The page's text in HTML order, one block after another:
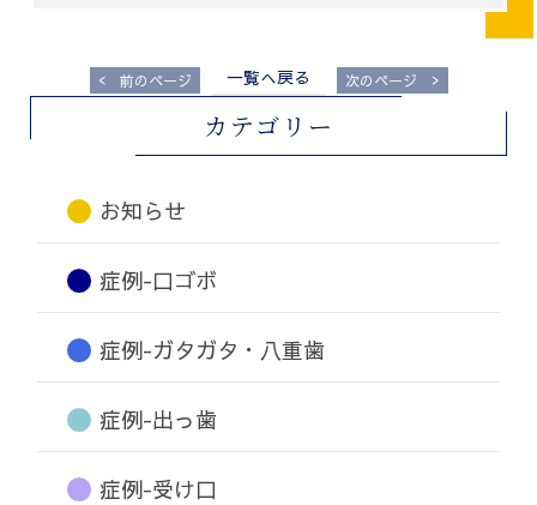
カテゴリー
お知らせ
症例-口ゴボ
症例-ガタガタ・八重歯
症例-出っ歯
症例-受け口
<前のページ 一覧へ戻る 次のページ >